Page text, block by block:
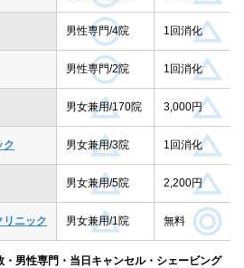
男性専門/4院 1回消化
男性専門/2院 1回消化
男女兼用/170院 3,000円
ク 男女兼用/3院 1回消化
男女兼用/5院 2,200円
リニック 男女兼用/1院 無料
・男性専門・当日キャンセル・シェービング